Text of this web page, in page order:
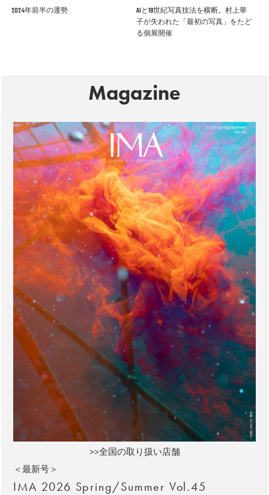
2024年前半の運勢
AIと19世紀写真技法を横断。村上華
子が失われた「最初の写真」をたど
る個展開催
Magazine
>>全国の取り扱い店舗
＜最新号＞
IMA 2026 Spring/Summer Vol.45